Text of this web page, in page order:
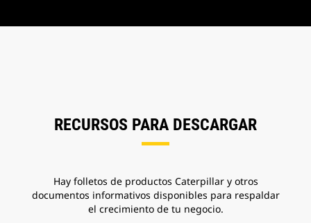
RECURSOS PARA DESCARGAR
Hay folletos de productos Caterpillar y otros
documentos informativos disponibles para respaldar
el crecimiento de tu negocio.